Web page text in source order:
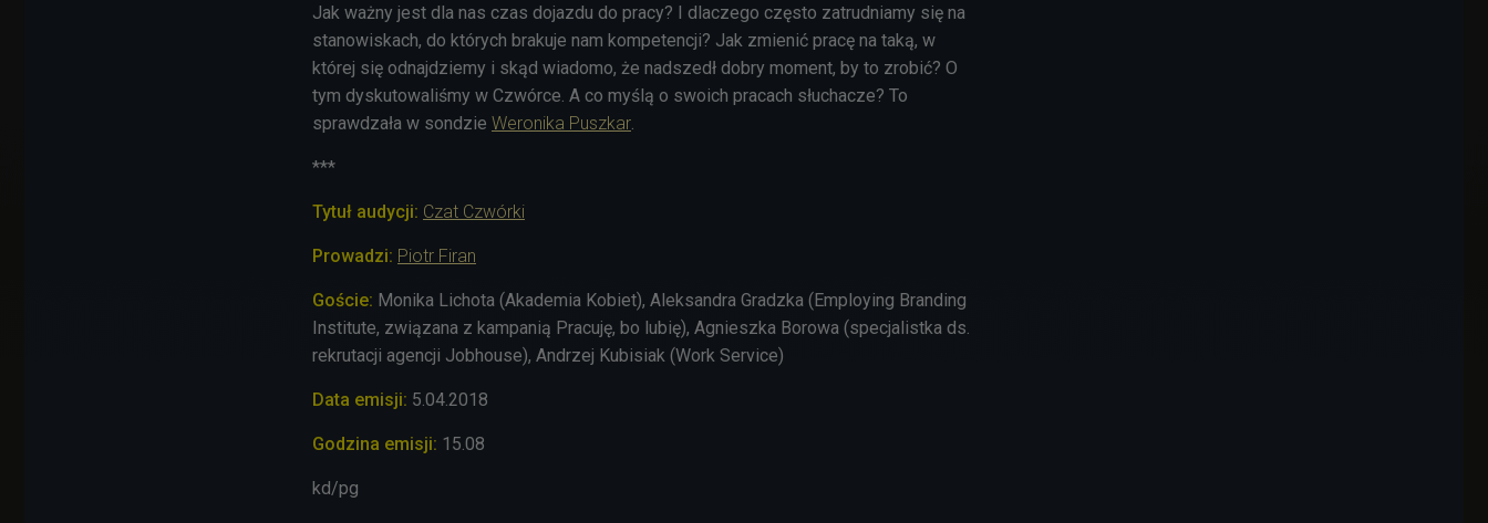
Jak ważny jest dla nas czas dojazdu do pracy? I dlaczego często zatrudniamy się na
stanowiskach, do których brakuje nam kompetencji? Jak zmienić pracę na taką, w
której się odnajdziemy i skąd wiadomo, że nadszedł dobry moment, by to zrobić? O
tym dyskutowaliśmy w Czwórce. A co myślą o swoich pracach słuchacze? To
sprawdzała w sondzie Weronika Puszkar.
***
Tytuł audycji: Czat Czwórki
Prowadzi: Piotr Firan
Goście: Monika Lichota (Akademia Kobiet), Aleksandra Gradzka (Employing Branding
Institute, związana z kampanią Pracuję, bo lubię), Agnieszka Borowa (specjalistka ds.
rekrutacji agencji Jobhouse), Andrzej Kubisiak (Work Service)
Data emisji: 5.04.2018
Godzina emisji: 15.08
kd/pg